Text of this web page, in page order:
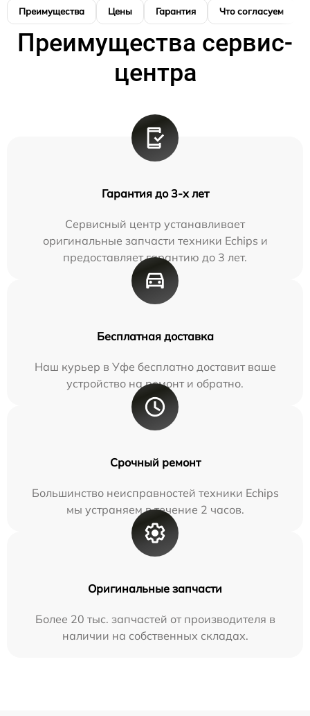
Преимущества Цены Гарантия Что согласуем
Преимущества сервис-
центра
Гарантия до 3-х лет
Сервисный центр устанавливает
оригинальные запчасти техники Echips и
предоставляет гарантию до 3 лет.
Бесплатная доставка
Наш курьер в Уфе бесплатно доставит ваше
устройство на ремонт и обратно.
Срочный ремонт
Большинство неисправностей техники Echips
мы устраняем в течение 2 часов.
Оригинальные запчасти
Более 20 тыс. запчастей от производителя в
наличии на собственных складах.